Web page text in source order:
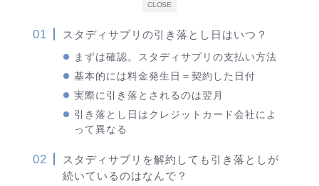
CLOSE
スタディサプリの引き落とし日はいつ？
まずは確認。スタディサプリの支払い方法
基本的には料金発生日＝契約した日付
実際に引き落とされるのは翌月
引き落とし日はクレジットカード会社によ
って異なる
スタディサプリを解約しても引き落としが
続いているのはなんで？